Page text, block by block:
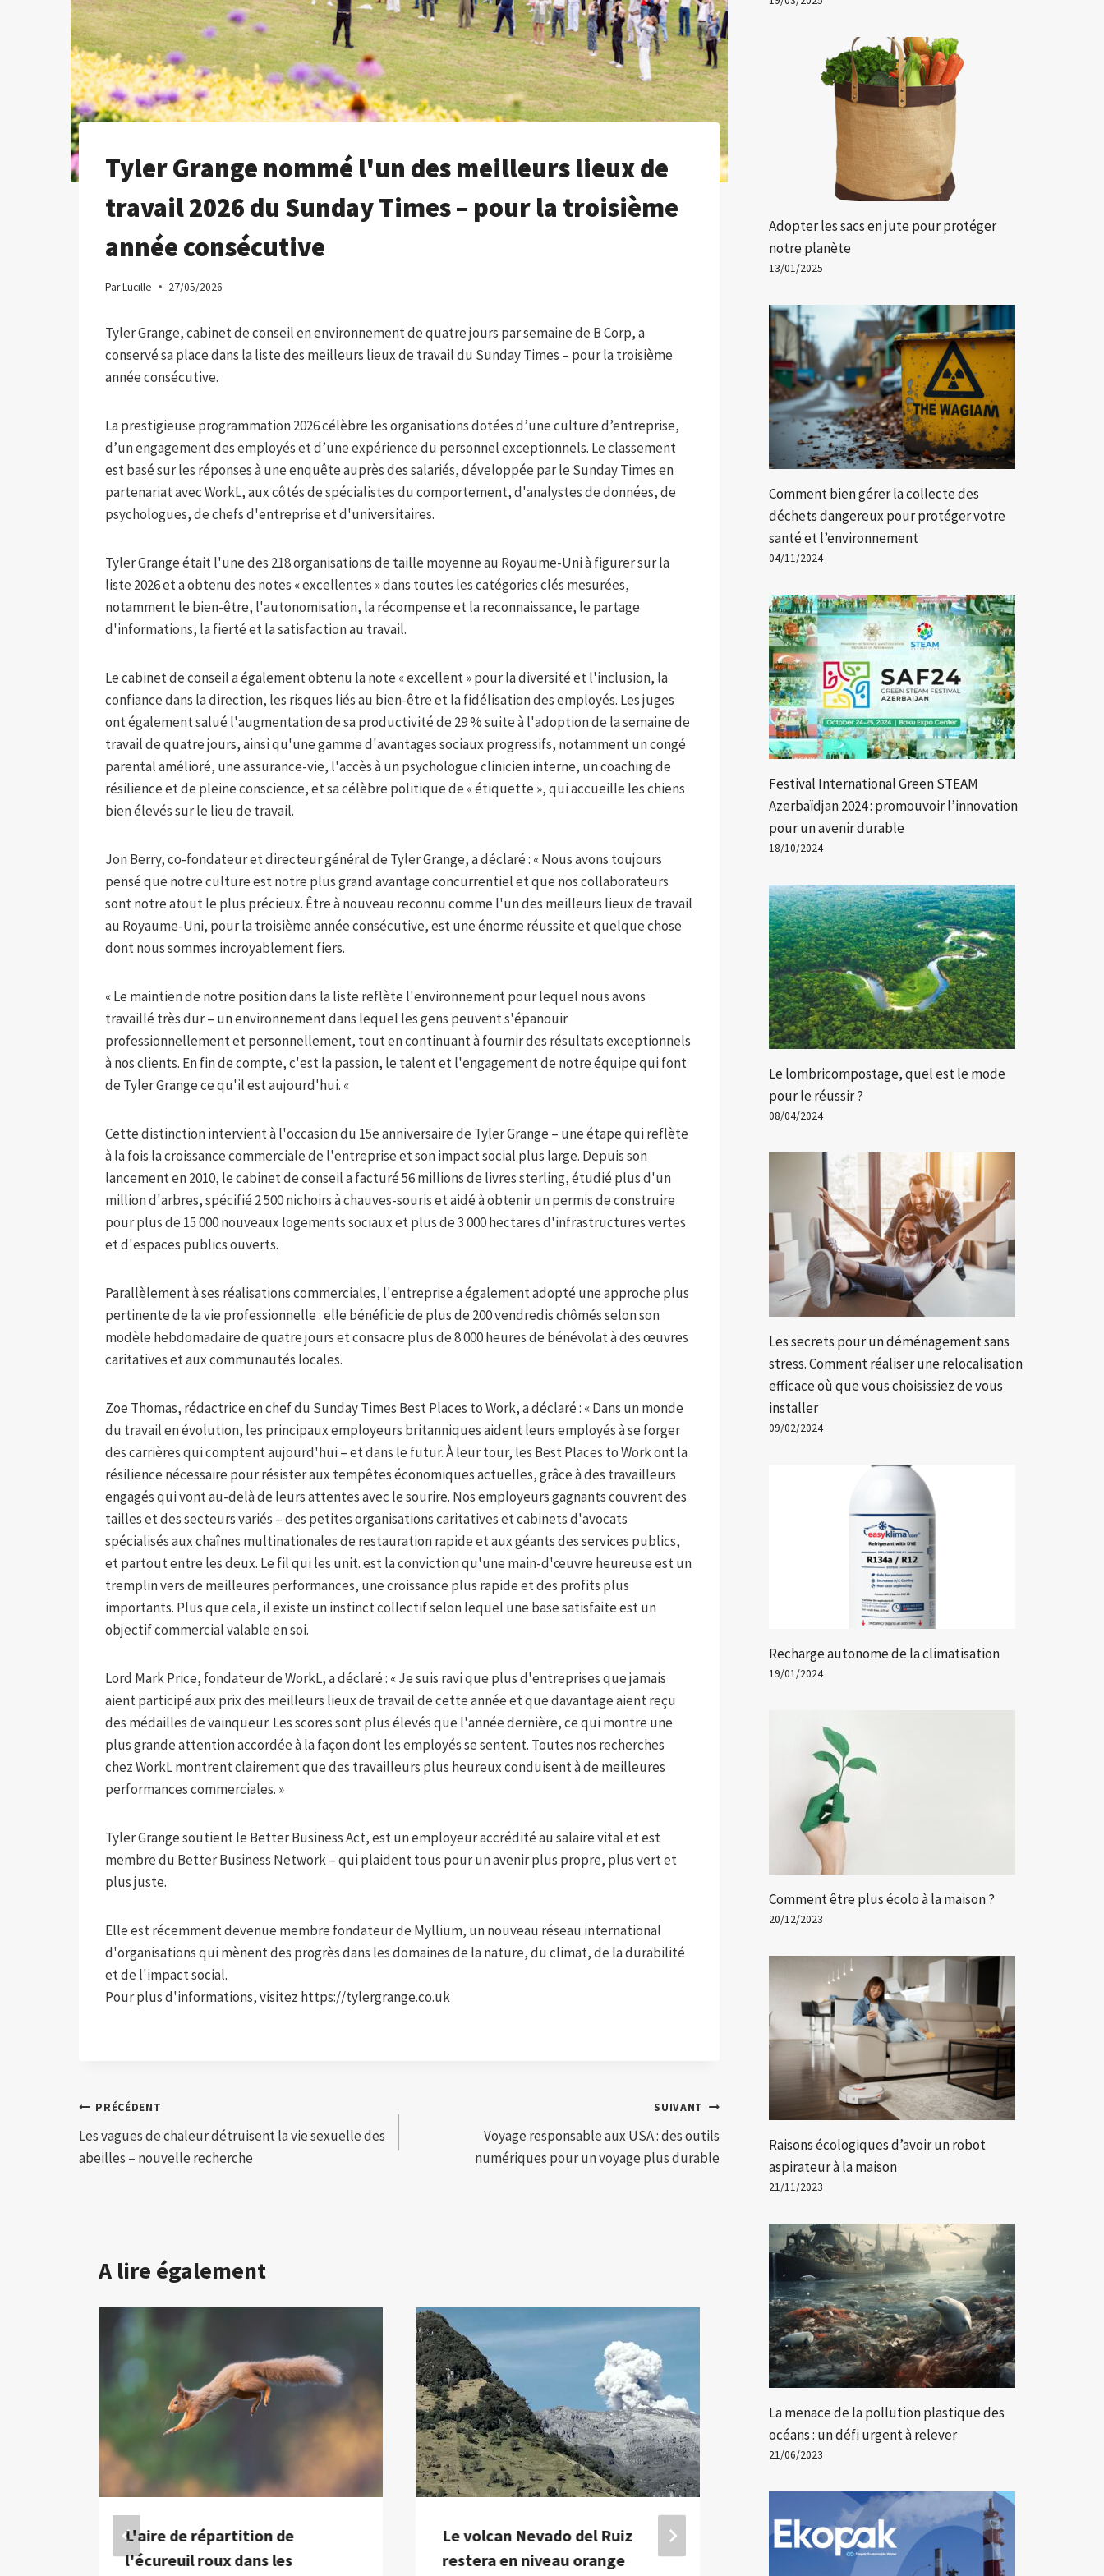
Tyler Grange nommé l'un des meilleurs lieux de
travail 2026 du Sunday Times – pour la troisième
année consécutive
ParLucille 27/05/2026
Tyler Grange, cabinet de conseil en environnement de quatre jours par semaine de B Corp, a
conservé sa place dans la liste des meilleurs lieux de travail du Sunday Times – pour la troisième
année consécutive.
La prestigieuse programmation 2026 célèbre les organisations dotées d’une culture d’entreprise,
d’un engagement des employés et d’une expérience du personnel exceptionnels. Le classement
est basé sur les réponses à une enquête auprès des salariés, développée par le Sunday Times en
partenariat avec WorkL, aux côtés de spécialistes du comportement, d'analystes de données, de
psychologues, de chefs d'entreprise et d'universitaires.
Tyler Grange était l'une des 218 organisations de taille moyenne au Royaume-Uni à figurer sur la
liste 2026 et a obtenu des notes « excellentes » dans toutes les catégories clés mesurées,
notamment le bien-être, l'autonomisation, la récompense et la reconnaissance, le partage
d'informations, la fierté et la satisfaction au travail.
Le cabinet de conseil a également obtenu la note « excellent » pour la diversité et l'inclusion, la
confiance dans la direction, les risques liés au bien-être et la fidélisation des employés. Les juges
ont également salué l'augmentation de sa productivité de 29 % suite à l'adoption de la semaine de
travail de quatre jours, ainsi qu'une gamme d'avantages sociaux progressifs, notamment un congé
parental amélioré, une assurance-vie, l'accès à un psychologue clinicien interne, un coaching de
résilience et de pleine conscience, et sa célèbre politique de « étiquette », qui accueille les chiens
bien élevés sur le lieu de travail.
Jon Berry, co-fondateur et directeur général de Tyler Grange, a déclaré : « Nous avons toujours
pensé que notre culture est notre plus grand avantage concurrentiel et que nos collaborateurs
sont notre atout le plus précieux. Être à nouveau reconnu comme l'un des meilleurs lieux de travail
au Royaume-Uni, pour la troisième année consécutive, est une énorme réussite et quelque chose
dont nous sommes incroyablement fiers.
« Le maintien de notre position dans la liste reflète l'environnement pour lequel nous avons
travaillé très dur – un environnement dans lequel les gens peuvent s'épanouir
professionnellement et personnellement, tout en continuant à fournir des résultats exceptionnels
à nos clients. En fin de compte, c'est la passion, le talent et l'engagement de notre équipe qui font
de Tyler Grange ce qu'il est aujourd'hui. «
Cette distinction intervient à l'occasion du 15e anniversaire de Tyler Grange – une étape qui reflète
à la fois la croissance commerciale de l'entreprise et son impact social plus large. Depuis son
lancement en 2010, le cabinet de conseil a facturé 56 millions de livres sterling, étudié plus d'un
million d'arbres, spécifié 2 500 nichoirs à chauves-souris et aidé à obtenir un permis de construire
pour plus de 15 000 nouveaux logements sociaux et plus de 3 000 hectares d'infrastructures vertes
et d'espaces publics ouverts.
Parallèlement à ses réalisations commerciales, l'entreprise a également adopté une approche plus
pertinente de la vie professionnelle : elle bénéficie de plus de 200 vendredis chômés selon son
modèle hebdomadaire de quatre jours et consacre plus de 8 000 heures de bénévolat à des œuvres
caritatives et aux communautés locales.
Zoe Thomas, rédactrice en chef du Sunday Times Best Places to Work, a déclaré : « Dans un monde
du travail en évolution, les principaux employeurs britanniques aident leurs employés à se forger
des carrières qui comptent aujourd'hui – et dans le futur. À leur tour, les Best Places to Work ont la
résilience nécessaire pour résister aux tempêtes économiques actuelles, grâce à des travailleurs
engagés qui vont au-delà de leurs attentes avec le sourire. Nos employeurs gagnants couvrent des
tailles et des secteurs variés – des petites organisations caritatives et cabinets d'avocats
spécialisés aux chaînes multinationales de restauration rapide et aux géants des services publics,
et partout entre les deux. Le fil qui les unit. est la conviction qu'une main-d'œuvre heureuse est un
tremplin vers de meilleures performances, une croissance plus rapide et des profits plus
importants. Plus que cela, il existe un instinct collectif selon lequel une base satisfaite est un
objectif commercial valable en soi.
Lord Mark Price, fondateur de WorkL, a déclaré : « Je suis ravi que plus d'entreprises que jamais
aient participé aux prix des meilleurs lieux de travail de cette année et que davantage aient reçu
des médailles de vainqueur. Les scores sont plus élevés que l'année dernière, ce qui montre une
plus grande attention accordée à la façon dont les employés se sentent. Toutes nos recherches
chez WorkL montrent clairement que des travailleurs plus heureux conduisent à de meilleures
performances commerciales. »
Tyler Grange soutient le Better Business Act, est un employeur accrédité au salaire vital et est
membre du Better Business Network – qui plaident tous pour un avenir plus propre, plus vert et
plus juste.
Elle est récemment devenue membre fondateur de Myllium, un nouveau réseau international
d'organisations qui mènent des progrès dans les domaines de la nature, du climat, de la durabilité
et de l'impact social.
Pour plus d'informations, visitez https://tylergrange.co.uk
Navigation
de
PRÉCÉDENT
Les vagues de chaleur détruisent la vie sexuelle des
abeilles – nouvelle recherche
SUIVANT
Voyage responsable aux USA : des outils
numériques pour un voyage plus durable
A lire également
L'aire de répartition de
l'écureuil roux dans les
Le volcan Nevado del Ruiz
restera en niveau orange
L’eau en bouteille contiendrait
des centaines de milliers de
Adopter les sacs en jute pour protéger
notre planète
13/01/2025
Comment bien gérer la collecte des
déchets dangereux pour protéger votre
santé et l’environnement
04/11/2024
Festival International Green STEAM
Azerbaïdjan 2024 : promouvoir l’innovation
pour un avenir durable
18/10/2024
Le lombricompostage, quel est le mode
pour le réussir ?
08/04/2024
Les secrets pour un déménagement sans
stress. Comment réaliser une relocalisation
efficace où que vous choisissiez de vous
installer
09/02/2024
Recharge autonome de la climatisation
19/01/2024
Comment être plus écolo à la maison ?
20/12/2023
Raisons écologiques d’avoir un robot
aspirateur à la maison
21/11/2023
La menace de la pollution plastique des
océans : un défi urgent à relever
21/06/2023